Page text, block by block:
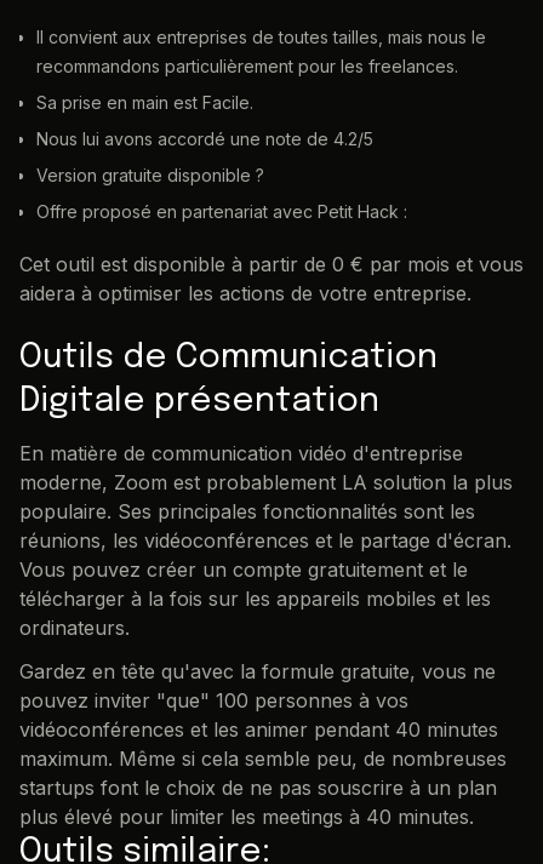
Il convient aux entreprises de toutes tailles, mais nous le
recommandons particulièrement pour les freelances.
Sa prise en main est Facile.
Nous lui avons accordé une note de 4.2/5
Version gratuite disponible ?
Offre proposé en partenariat avec Petit Hack :
Cet outil est disponible à partir de 0 € par mois et vous
aidera à optimiser les actions de votre entreprise.
Outils de Communication
Digitale présentation
En matière de communication vidéo d'entreprise
moderne, Zoom est probablement LA solution la plus
populaire. Ses principales fonctionnalités sont les
réunions, les vidéoconférences et le partage d'écran.
Vous pouvez créer un compte gratuitement et le
télécharger à la fois sur les appareils mobiles et les
ordinateurs.
Gardez en tête qu'avec la formule gratuite, vous ne
pouvez inviter "que" 100 personnes à vos
vidéoconférences et les animer pendant 40 minutes
maximum. Même si cela semble peu, de nombreuses
startups font le choix de ne pas souscrire à un plan
plus élevé pour limiter les meetings à 40 minutes.
Outils similaire: